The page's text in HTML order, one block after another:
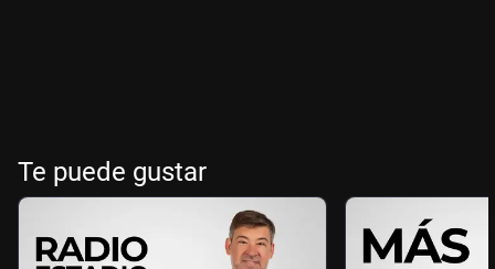
Te puede gustar